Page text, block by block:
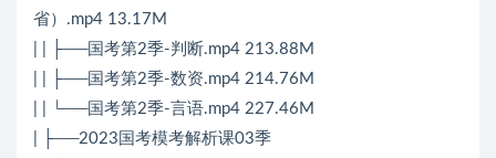
省）.mp4 13.17M
| | ├──国考第2季-判断.mp4 213.88M
| | ├──国考第2季-数资.mp4 214.76M
| | └──国考第2季-言语.mp4 227.46M
| ├──2023国考模考解析课03季